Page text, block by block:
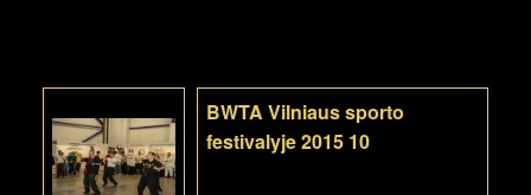
BWTA Vilniaus sporto
festivalyje 2015 10